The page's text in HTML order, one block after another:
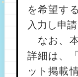
を希望す
入力し申
なお、
詳細は、
ット掲載